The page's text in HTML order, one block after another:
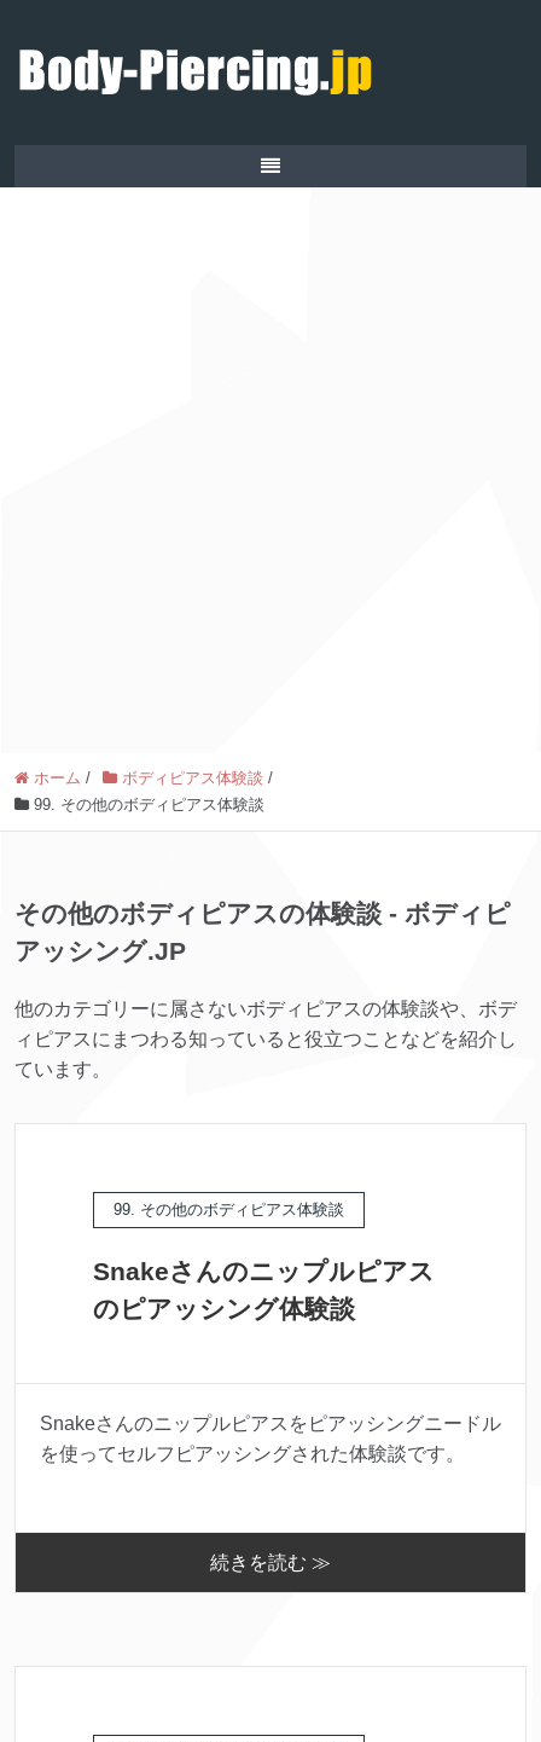
ホーム / ボディピアス体験談 /
99. その他のボディピアス体験談
その他のボディピアスの体験談 - ボディピ
アッシング.JP
他のカテゴリーに属さないボディピアスの体験談や、ボデ
ィピアスにまつわる知っていると役立つことなどを紹介し
ています。
99. その他のボディピアス体験談
Snakeさんのニップルピアス
のピアッシング体験談
Snakeさんのニップルピアスをピアッシングニードル
を使ってセルフピアッシングされた体験談です。
続きを読む ≫